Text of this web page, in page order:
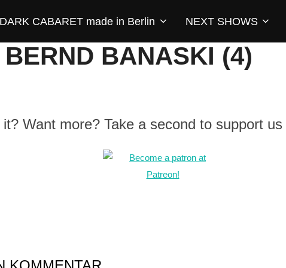
DARK CABARET made in Berlin NEXT SHOWS
BANASKI (4)
it? Want more? Take a second to support